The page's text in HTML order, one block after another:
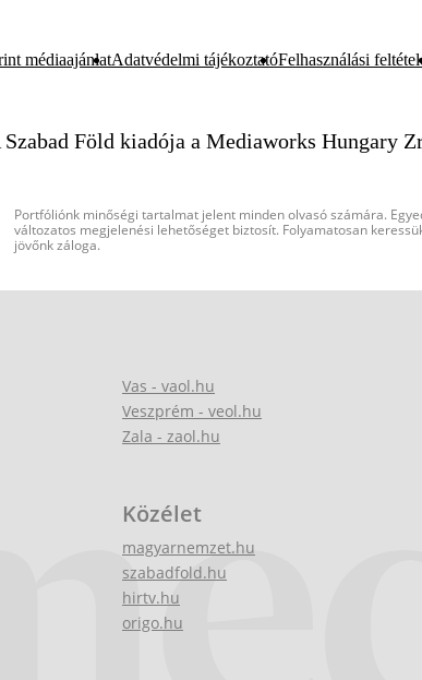
médiaajánlatAdatvédelmi tájékoztatóFelhasználási
Szabad Föld kiadója a Mediaworks Hungary
Portfóliónk minőségi tartalmat jelent minden olvasó számára.
változatos megjelenési lehetőséget biztosít. Folyamatosan
jövőnk záloga.
Vas - vaol.hu
Veszprém - veol.hu
Zala - zaol.hu
Közélet
magyarnemzet.hu
szabadfold.hu
hirtv.hu
origo.hu